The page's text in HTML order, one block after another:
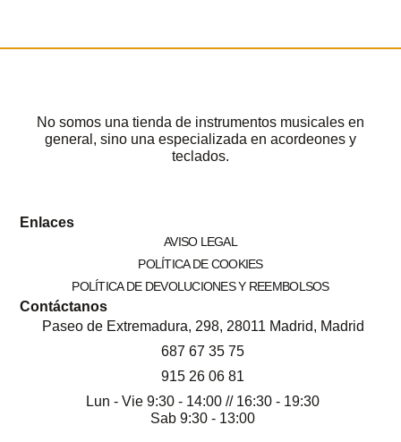
No somos una tienda de instrumentos musicales en
general, sino una especializada en acordeones y
teclados.
Enlaces
AVISO LEGAL
POLÍTICA DE COOKIES
POLÍTICA DE DEVOLUCIONES Y REEMBOLSOS
Contáctanos
Paseo de Extremadura, 298, 28011 Madrid, Madrid
687 67 35 75
915 26 06 81
Lun - Vie 9:30 - 14:00 // 16:30 - 19:30
Sab 9:30 - 13:00